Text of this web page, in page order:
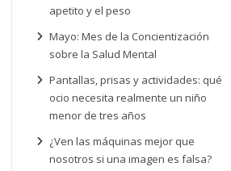
apetito y el peso
Mayo: Mes de la Concientización
sobre la Salud Mental
Pantallas, prisas y actividades: qué
ocio necesita realmente un niño
menor de tres años
¿Ven las máquinas mejor que
nosotros si una imagen es falsa?